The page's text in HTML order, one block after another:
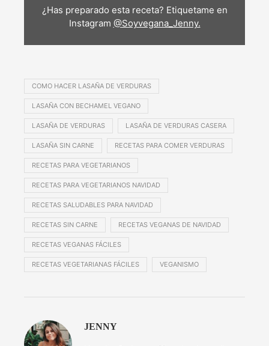
¿Has preparado esta receta? Etiquetame en
Instagram @Soyvegana_Jenny.
COMO HACER LASAÑA DE VERDURAS
LASAÑA CON BECHAMEL VEGANO
LASAÑA DE VERDURAS LASAÑA DE VERDURAS CASERA
LASAÑA SIN CARNE RECETAS PARA COMER VERDURAS
RECETAS PARA VEGETARIANOS
RECETAS PARA VEGETARIANOS NAVIDAD
RECETAS SALUDABLES PARA NAVIDAD
RECETAS SIN CARNE RECETAS VEGANAS DE NAVIDAD
RECETAS VEGANAS FÁCILES
RECETAS VEGETARIANAS FÁCILES VEGANISMO
JENNY